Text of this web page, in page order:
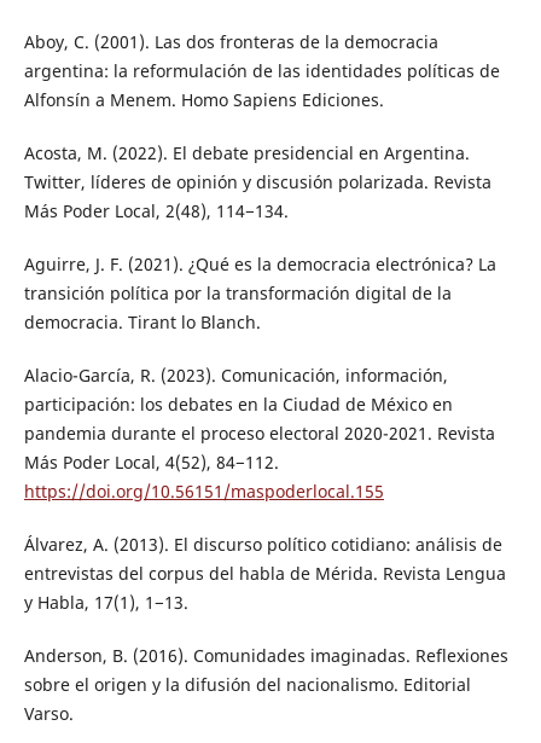
Aboy, C. (2001). Las dos fronteras de la democracia
argentina: la reformulación de las identidades políticas de
Alfonsín a Menem. Homo Sapiens Ediciones.
Acosta, M. (2022). El debate presidencial en Argentina.
Twitter, líderes de opinión y discusión polarizada. Revista
Más Poder Local, 2(48), 114−134.
Aguirre, J. F. (2021). ¿Qué es la democracia electrónica? La
transición política por la transformación digital de la
democracia. Tirant lo Blanch.
Alacio-García, R. (2023). Comunicación, información,
participación: los debates en la Ciudad de México en
pandemia durante el proceso electoral 2020-2021. Revista
Más Poder Local, 4(52), 84−112.
https://doi.org/10.56151/maspoderlocal.155
Álvarez, A. (2013). El discurso político cotidiano: análisis de
entrevistas del corpus del habla de Mérida. Revista Lengua
y Habla, 17(1), 1−13.
Anderson, B. (2016). Comunidades imaginadas. Reflexiones
sobre el origen y la difusión del nacionalismo. Editorial
Varso.